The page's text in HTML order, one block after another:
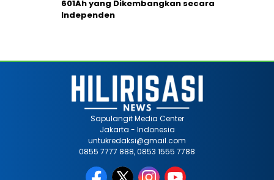
601Ah yang Dikembangkan secara
Independen
Sapulangit Media Center
Jakarta - Indonesia
untukredaksi@gmail.com
0855 7777 888, 0853 1555 7788